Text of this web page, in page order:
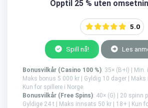
Opptil 25 % uten
5.0
Spill nå! Les
Bonusvilkår (Casino 100 %): 35× (B+I) | Min.
Maks bonus 5 000 kr | Gyldig 10 dager |
Kun for spillere i Norge.
Bonusvilkår (Free Spins): 40× (G) | 20 spinn
Gyldige 24 t | Maks innsats 50 kr | 18+ | Kun